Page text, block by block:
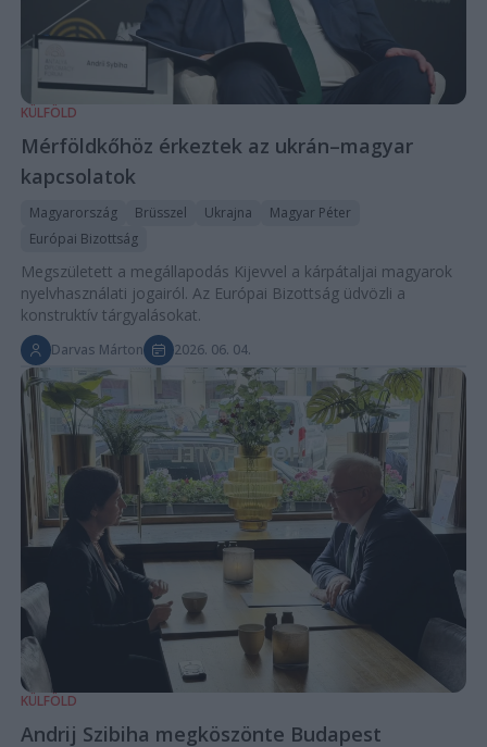
KÜLFÖLD
Mérföldkőhöz érkeztek az ukrán–magyar
kapcsolatok
Magyarország Brüsszel Ukrajna
Magyar Péter
Európai Bizottság
Megszületett a megállapodás Kijevvel a kárpátaljai magyarok
nyelvhasználati jogairól. Az Európai Bizottság üdvözli a
konstruktív tárgyalásokat.
Darvas Márton 2026. 06. 04.
KÜLFÖLD
Andrij Szibiha megköszönte Budapest